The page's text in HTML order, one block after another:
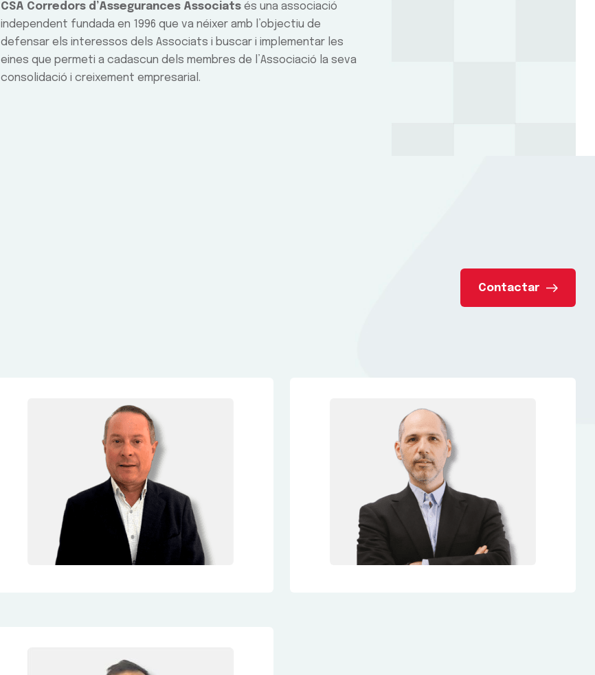
CSA Corredors d’Assegurances Associatsés una associació
independent fundada en 1996 que va néixer amb l’objectiu de
defensar els interessos dels Associats i buscar i implementar les
eines que permeti a cadascun dels membres de l’Associació la seva
consolidació i creixement empresarial.
Contactar